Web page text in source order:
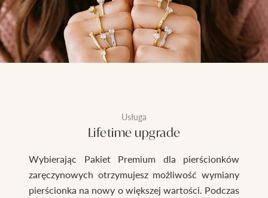
Usługa
Lifetime upgrade
Wybierając Pakiet Premium dla pierścionków
zaręczynowych otrzymujesz możliwość wymiany
pierścionka na nowy o większej wartości. Podczas